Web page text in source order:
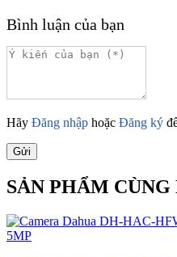
Bình luận của bạn
Hãy Đăng nhập hoặc Đăng ký
Gửi
SẢN PHẨM